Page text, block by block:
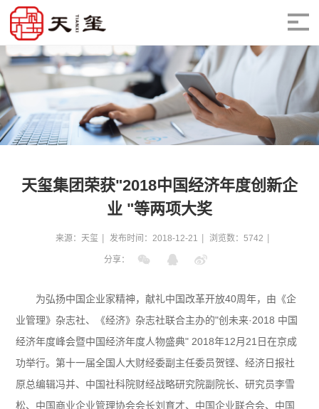
天玺集团荣获"2018中国经济年度创新企
业 "等两项大奖
来源：天玺 发布时间：2018-12-21 浏览数：5742
分享：
为弘扬中国企业家精神，献礼中国改革开放40周年，由《企
业管理》杂志社、《经济》杂志社联合主办的"创未来·2018 中国
经济年度峰会暨中国经济年度人物盛典" 2018年12月21日在京成
功举行。第十一届全国人大财经委副主任委员贺铿、经济日报社
原总编辑冯并、中国社科院财经战略研究院副院长、研究员李雪
松、中国商业企业管理协会会长刘育才、中国企业联合会、中国